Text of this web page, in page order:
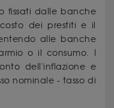
fissati dalle banche
dei prestiti e il
alle banche
o il consumo. I
dell'inflazione e
nominale - tasso di